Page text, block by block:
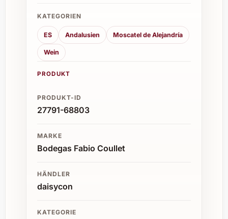
KATEGORIEN
ES Andalusien Moscatel de Alejandría
Wein
PRODUKT
PRODUKT-ID
27791-68803
MARKE
Bodegas Fabio Coullet
HÄNDLER
daisycon
KATEGORIE